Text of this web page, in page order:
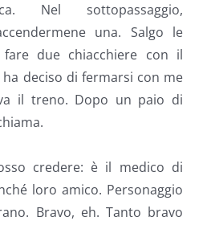
Nel sottopassaggio,
una. Salgo le
due chiacchiere con il
deciso di fermarsi con me
il treno. Dopo un paio di
credere: è il medico di
loro amico. Personaggio
Bravo, eh. Tanto bravo